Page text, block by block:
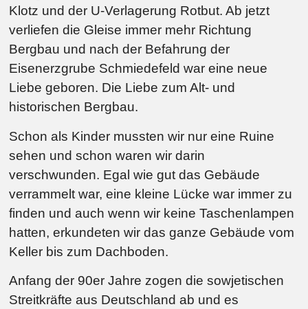
Klotz und der U-Verlagerung Rotbut. Ab jetzt
verliefen die Gleise immer mehr Richtung
Bergbau und nach der Befahrung der
Eisenerzgrube Schmiedefeld war eine neue
Liebe geboren. Die Liebe zum Alt- und
historischen Bergbau.
Schon als Kinder mussten wir nur eine Ruine
sehen und schon waren wir darin
verschwunden. Egal wie gut das Gebäude
verrammelt war, eine kleine Lücke war immer zu
finden und auch wenn wir keine Taschenlampen
hatten, erkundeten wir das ganze Gebäude vom
Keller bis zum Dachboden.
Anfang der 90er Jahre zogen die sowjetischen
Streitkräfte aus Deutschland ab und es